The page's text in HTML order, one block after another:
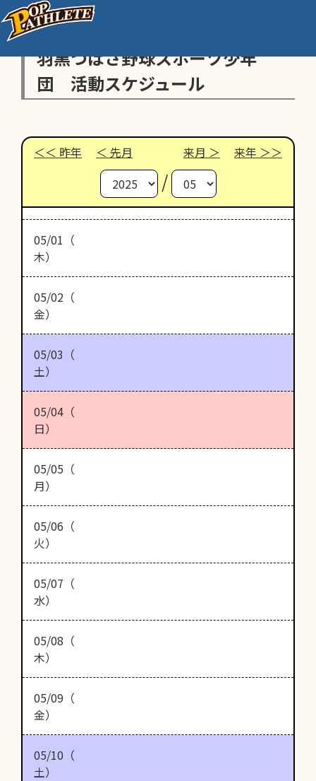
羽黒つばさ野球スポーツ少年
団 活動スケジュール
昨年 先月 来月 来年
/
05/01（
木）
05/02（
金）
05/03（
土）
05/04（
日）
05/05（
月）
05/06（
火）
05/07（
水）
05/08（
木）
05/09（
金）
05/10（
土）